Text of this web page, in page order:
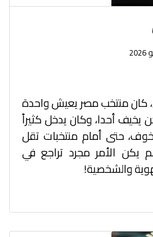
منتخب مصر يعيش واحدة
يخيف أحدا، وكان يدخل كثيراً
حتى أمام منتخبات تقل
يكن الأمر مجرد تراجع في
والشخصية!